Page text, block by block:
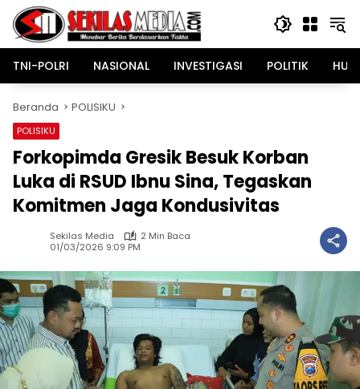
Langsung
konten
TNI-POLRI
NASIONAL INVESTIGASI POLITIK
Beranda POLISIKU
POLISIKU
Forkopimda Gresik Besuk Korban
Luka di RSUD Ibnu Sina, Tegaskan
Komitmen Jaga Kondusivitas
Sekilas Media
2 Min Baca
01/03/2026 9:09 PM